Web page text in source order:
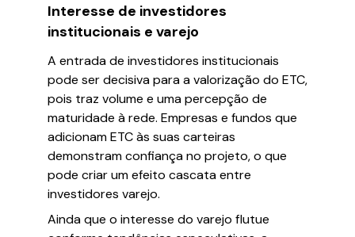
Interesse de investidores
institucionais e varejo
A entrada de investidores institucionais
pode ser decisiva para a valorização do ETC,
pois traz volume e uma percepção de
maturidade à rede. Empresas e fundos que
adicionam ETC às suas carteiras
demonstram confiança no projeto, o que
pode criar um efeito cascata entre
investidores varejo.
Ainda que o interesse do varejo flutue